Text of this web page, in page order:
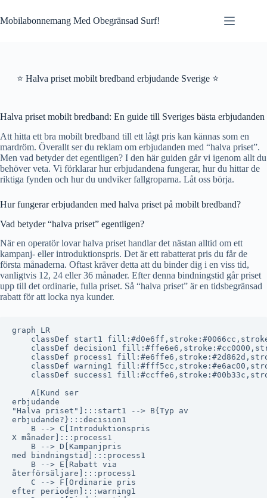
to
content
Mobilabonnemang Med Obegränsad Surf!
⭐ Halva priset mobilt bredband erbjudande Sverige ⭐
Halva priset mobilt bredband: En guide till Sveriges bästa erbjudanden
Att hitta ett bra mobilt bredband till ett lågt pris kan kännas som en
mardröm. Överallt ser du reklam om erbjudanden med “halva priset”.
Men vad betyder det egentligen? I den här guiden går vi igenom allt du
behöver veta. Vi förklarar hur erbjudandena fungerar, hur du hittar de
riktiga fynden och hur du undviker fallgroparna. Låt oss börja.
Hur fungerar erbjudanden med halva priset på mobilt bredband?
Vad betyder “halva priset” egentligen?
När en operatör lovar halva priset handlar det nästan alltid om ett
kampanj- eller introduktionspris. Det är ett rabatterat pris du får de
första månaderna. Oftast kräver detta att du binder dig i en viss tid,
vanligtvis 12, 24 eller 36 månader. Efter denna bindningstid går priset
upp till det ordinarie, fulla priset. Så “halva priset” är en tidsbegränsad
rabatt för att locka nya kunder.
graph LR
classDef start1
classDef decision1
classDef process1
classDef warning1
classDef success1
    A[Kund ser
erbjudande
"Halva priset"]:::start1 --> B{Typ av
erbjudande?}:::decision1
    B --> C[Introduktionspris
X månader]:::process1
    B --> D[Kampanjpris
med bindningstid]:::process1
    B --> E[Rabatt via
återförsäljare]:::process1
    C --> F[Ordinarie pris
efter perioden]:::warning1